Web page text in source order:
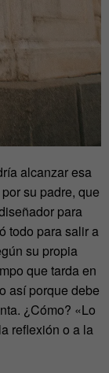
alcanzar esa
su padre, que
para
todo para salir a
su propia
que tarda en
así porque debe
¿Cómo? «Lo
reflexión o a la